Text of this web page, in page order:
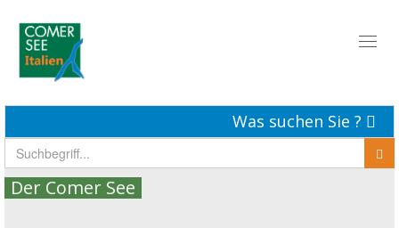
Was suchen Sie ?
Der Comer See